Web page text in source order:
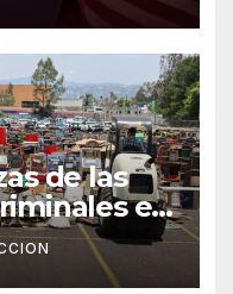
de las
en